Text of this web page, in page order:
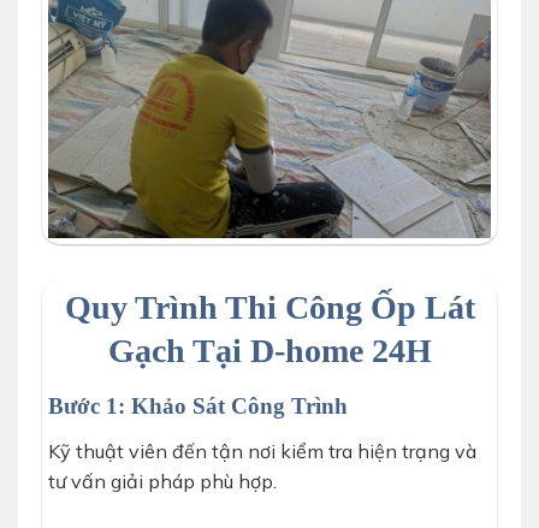
Quy Trình Thi Công Ốp Lát
Gạch Tại D-home 24H
Bước 1: Khảo Sát Công Trình
Kỹ thuật viên đến tận nơi kiểm tra hiện trạng và
tư vấn giải pháp phù hợp.